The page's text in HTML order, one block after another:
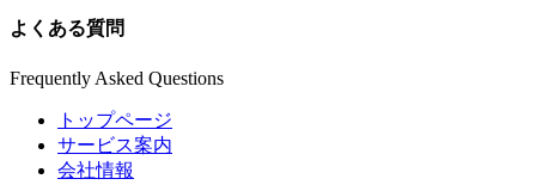
よくある質問
Frequently Asked Questions
トップページ
サービス案内
会社情報